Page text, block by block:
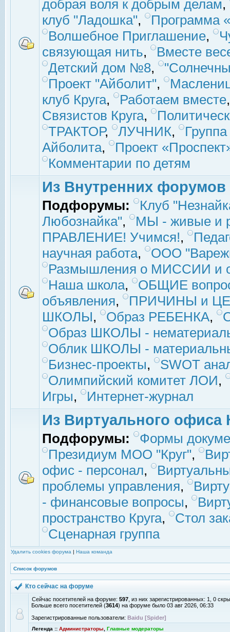
добрая воля к добрым делам,
клуб "Ладошка",
Программа
Волшебное Приглашение,
связующая нить,
Вместе
Детский дом №8,
Проект "Айболит",
клуб Круга, Работаем вместе
Связистов Круга,
ТРАКТОР, ЛУЧНИК,
Айболита,
Проект
Комментарии по детям
Из Внутренних форумов
Подфорумы:
Клуб
Любознайка",
МЫ - живые и
ПРАВЛЕНИЕ! Учимся!,
научная работа,
ООО
Размышления о МИССИИ и
Наша школа,
ОБЩИЕ
объявления,
ПРИЧИНЫ и
ШКОЛЫ, Образ РЕБЕНКА,
Образ ШКОЛЫ -
Облик ШКОЛЫ -
Бизнес-проекты,
SWOT
Олимпийский комитет ЛОИ,
Игры, Интернет-журнал
Из Виртуального офиса
Подфорумы:
Формы
Президиум МОО "Круг",
офис - персонал,
проблемы управления,
- финансовые вопросы,
пространство Круга,
Стол
Сценарная группа
Удалить cookies форума | Наша команда
Список форумов
Кто сейчас на форуме
Сейчас посетителей на форуме: 597 , из них зарегистрированных: 1, 0
Больше всего посетителей (3614) на форуме было 03 авг 2026, 06:33
Зарегистрированные пользователи: Baidu [Spider]
Легенда :: Администраторы Главные модераторы